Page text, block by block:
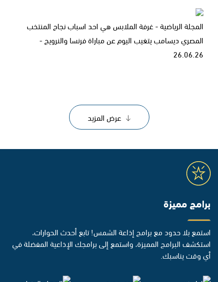
المجلة الرياضية - غرفة الملابس هي احد اسباب نجاح المنتخب
المصري ديسامب يتغيب اليوم عن مباراة فرنسا والنرويج -
26.06.26
عرض المزيد
برامج مميزة
استمع بلا حدود مع برامج إذاعة الشمس! تابع أحدث الحوارات،
استكشف البرامج المميزة، واستمع إلى برامجك الإذاعية المفضلة في
أي وقت يناسبك.